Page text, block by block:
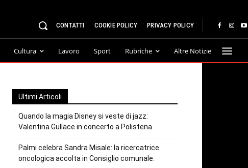
CONTATTI COOKIE POLICY PRIVACY POLICY
Cultura Lavoro Sport Rubriche Altre Notizie
Ultimi Articoli
Quando la magia Disney si veste di jazz:
Valentina Gullace in concerto a Polistena
Palmi celebra Sandra Misale: la ricercatrice
oncologica accolta in Consiglio comunale.